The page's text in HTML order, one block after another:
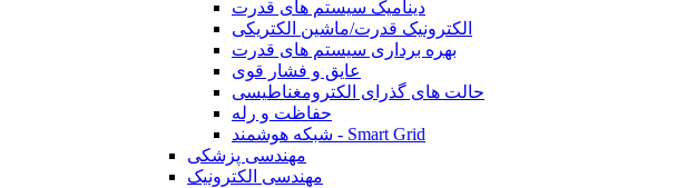
دینامیک سیستم های قدرت
الکترونیک قدرت/ماشین الکتریکی
بهره برداری سیستم های قدرت
عایق و فشار قوی
حالت های گذرای الکترومغناطیسی
حفاظت و رله
شبکه هوشمند - Smart Grid
مهندسی پزشکی
مهندسی الکترونیک